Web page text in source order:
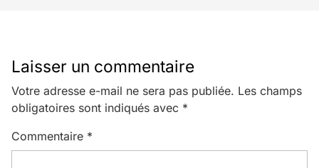
Laisser un commentaire
Votre adresse e-mail ne sera pas publiée. Les champs
obligatoires sont indiqués avec *
Commentaire *